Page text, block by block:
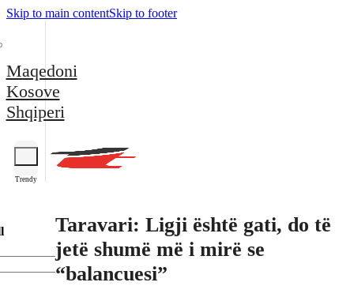
Skip to main contentSkip to footer
Maqedoni
Kosove
Shqiperi
Trendy
Taravari: Ligji është gati, do të
jetë shumë më i mirë se
“balancuesi”